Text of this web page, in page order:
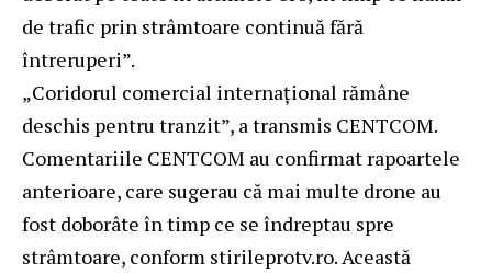
de trafic prin strâmtoare continuă fără
întreruperi”.
„Coridorul comercial internaţional rămâne
deschis pentru tranzit”, a transmis CENTCOM.
Comentariile CENTCOM au confirmat rapoartele
anterioare, care sugerau că mai multe drone au
fost doborâte în timp ce se îndreptau spre
strâmtoare, conform stirileprotv.ro. Această